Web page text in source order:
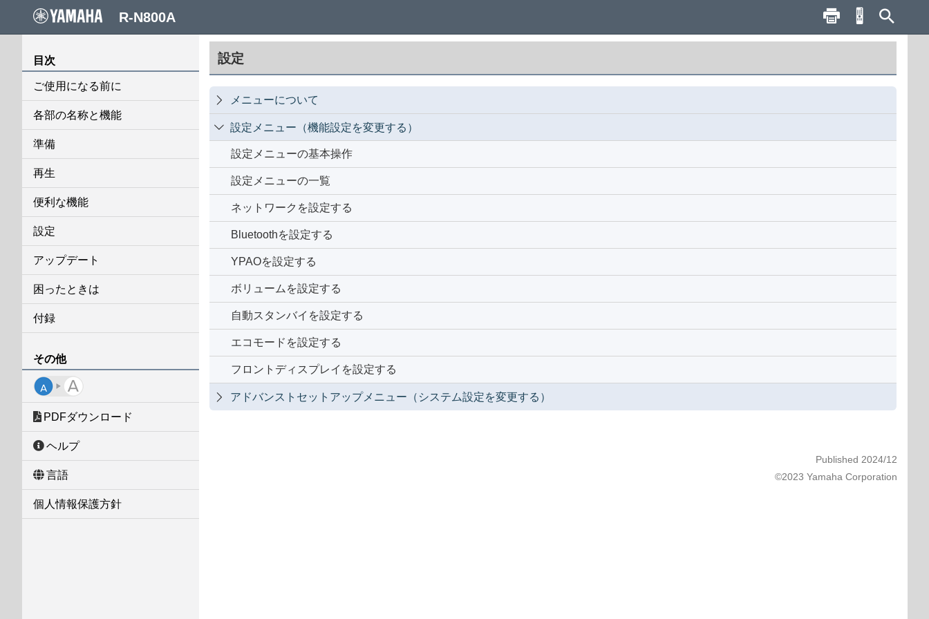
目次
ご使用になる前に
各部の名称と機能
準備
再生
便利な機能
設定
アップデート
困ったときは
付録
その他
PDFダウンロード
ヘルプ
言語
個人情報保護方針
設定
 メニューについて
 設定メニュー（機能設定を変更する）
設定メニューの基本操作
設定メニューの一覧
ネットワークを設定する
Bluetoothを設定する
YPAOを設定する
ボリュームを設定する
自動スタンバイを設定する
エコモードを設定する
フロントディスプレイを設定する
 アドバンストセットアップメニュー（システム設定を変更する）
Published 2024/12
©2023 Yamaha Corporation
R-N800A